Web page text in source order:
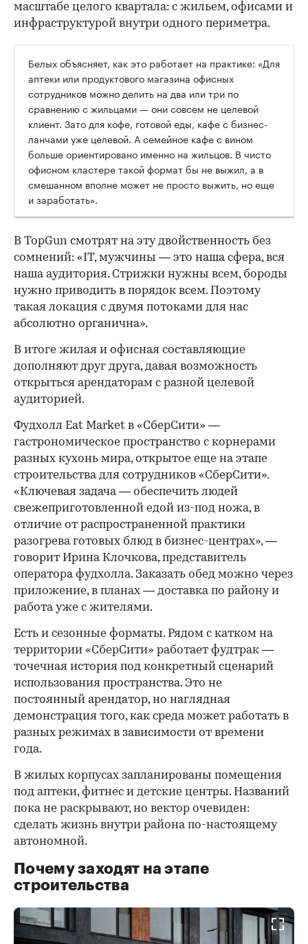
масштабе целого квартала: с жильем, офисами и
инфраструктурой внутри одного периметра.
Белых объясняет, как это работает на практике: «Для
аптеки или продуктового магазина офисных
сотрудников можно делить на два или три по
сравнению с жильцами — они совсем не целевой
клиент. Зато для кофе, готовой еды, кафе с бизнес-
ланчами уже целевой. А семейное кафе с вином
больше ориентировано именно на жильцов. В чисто
офисном кластере такой формат бы не выжил, а в
смешанном вполне может не просто выжить, но еще
и заработать».
В TopGun смотрят на эту двойственность без
сомнений: «IT, мужчины — это наша сфера, вся
наша аудитория. Стрижки нужны всем, бороды
нужно приводить в порядок всем. Поэтому
такая локация с двумя потоками для нас
абсолютно органична».
В итоге жилая и офисная составляющие
дополняют друг друга, давая возможность
открыться арендаторам с разной целевой
аудиторией.
Фудхолл Eat Market в «СберСити» —
гастрономическое пространство с корнерами
разных кухонь мира, открытое еще на этапе
строительства для сотрудников «СберСити».
«Ключевая задача — обеспечить людей
свежеприготовленной едой из-под ножа, в
отличие от распространенной практики
разогрева готовых блюд в бизнес-центрах», —
говорит Ирина Клочкова, представитель
оператора фудхолла. Заказать обед можно через
приложение, в планах — доставка по району и
работа уже с жителями.
Есть и сезонные форматы. Рядом с катком на
территории «СберСити» работает фудтрак —
точечная история под конкретный сценарий
использования пространства. Это не
постоянный арендатор, но наглядная
демонстрация того, как среда может работать в
разных режимах в зависимости от времени
года.
В жилых корпусах запланированы помещения
под аптеки, фитнес и детские центры. Названий
пока не раскрывают, но вектор очевиден:
сделать жизнь внутри района по-настоящему
автономной.
Почему заходят на этапе
строительства